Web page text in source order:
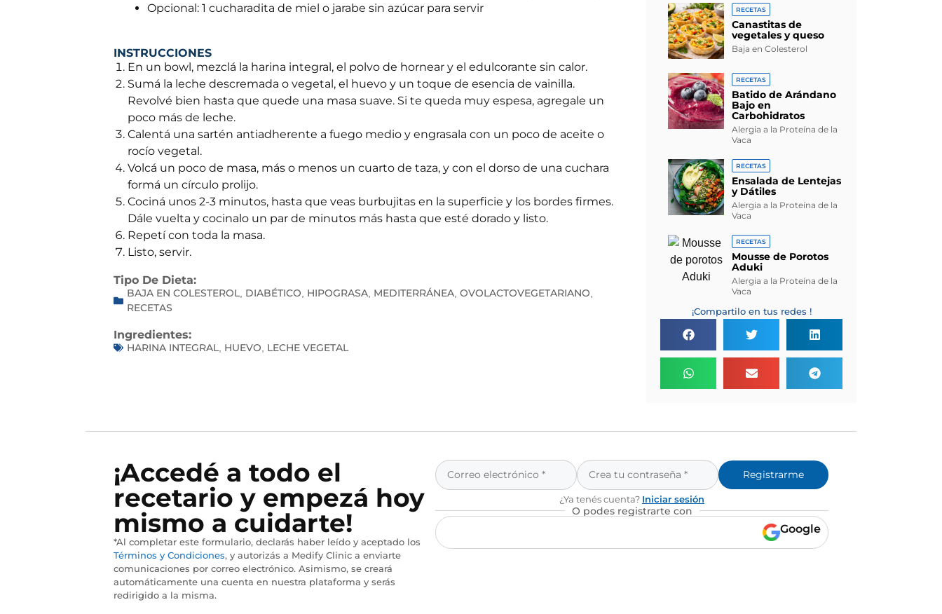
Opcional: 1 cucharadita de miel o jarabe sin azúcar para servir
INSTRUCCIONES
En un bowl, mezclá la harina integral, el polvo de hornear y el edulcorante sin calor.
Sumá la leche descremada o vegetal, el huevo y un toque de esencia de vainilla.
Revolvé bien hasta que quede una masa suave. Si te queda muy espesa, agregale un
poco más de leche.
Calentá una sartén antiadherente a fuego medio y engrasala con un poco de aceite o
rocío vegetal.
Volcá un poco de masa, más o menos un cuarto de taza, y con el dorso de una cuchara
formá un círculo prolijo.
Cociná unos 2-3 minutos, hasta que veas burbujitas en la superficie y los bordes firmes.
Dále vuelta y cocinalo un par de minutos más hasta que esté dorado y listo.
Repetí con toda la masa.
Listo, servir.
Tipo De Dieta:
BAJA EN COLESTEROL DIABÉTICO HIPOGRASA MEDITERRÁNEA OVOLACTOVEGETARIANO
RECETAS
Ingredientes:
HARINA INTEGRAL HUEVO LECHE VEGETAL
RECETAS
Canastitas de
vegetales y queso
Baja en Colesterol
RECETAS
Batido de Arándano
Bajo en
Carbohidratos
Alergia a la Proteína de la
Vaca
RECETAS
Ensalada de Lentejas
y Dátiles
Alergia a la Proteína de la
Vaca
RECETAS
Mousse de Porotos
Aduki
Alergia a la Proteína de la
Vaca
¡Compartilo en tus redes !
¡Accedé a todo el
recetario y empezá hoy
mismo a cuidarte!
*Al completar este formulario, declarás haber leído y aceptado los
Términos y Condiciones, y autorizás a Medify Clinic a enviarte
comunicaciones por correo electrónico. Asimismo, se creará
automáticamente una cuenta en nuestra plataforma y serás
redirigido a la misma.
Registrarme
¿Ya tenés cuenta? Iniciar sesión
O podes registrarte con
Google